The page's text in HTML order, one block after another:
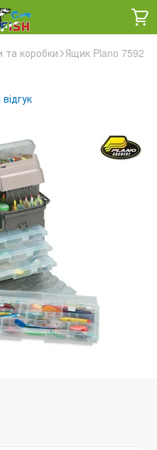
та коробки Ящик Plano 7592